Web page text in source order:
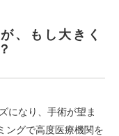
、もし大きく
になり、手術が望ま
ングで高度医療機関を